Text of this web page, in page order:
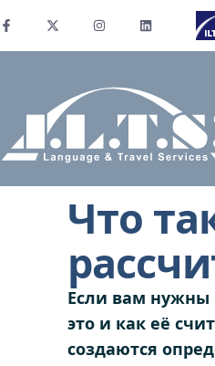
Что
Если вам нужны
это и как её
создаются